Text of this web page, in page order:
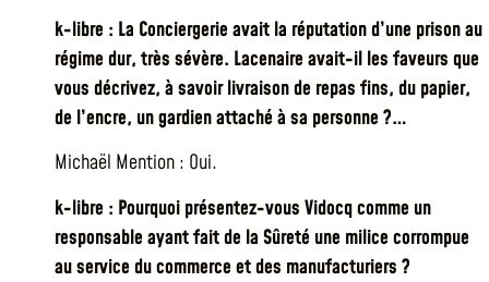
k-libre : La Conciergerie avait la réputation d’une prison au
régime dur, très sévère. Lacenaire avait-il les faveurs que
vous décrivez, à savoir livraison de repas fins, du papier,
de l’encre, un gardien attaché à sa personne ?…
Michaël Mention : Oui.
k-libre : Pourquoi présentez-vous Vidocq comme un
responsable ayant fait de la Sûreté une milice corrompue
au service du commerce et des manufacturiers ?